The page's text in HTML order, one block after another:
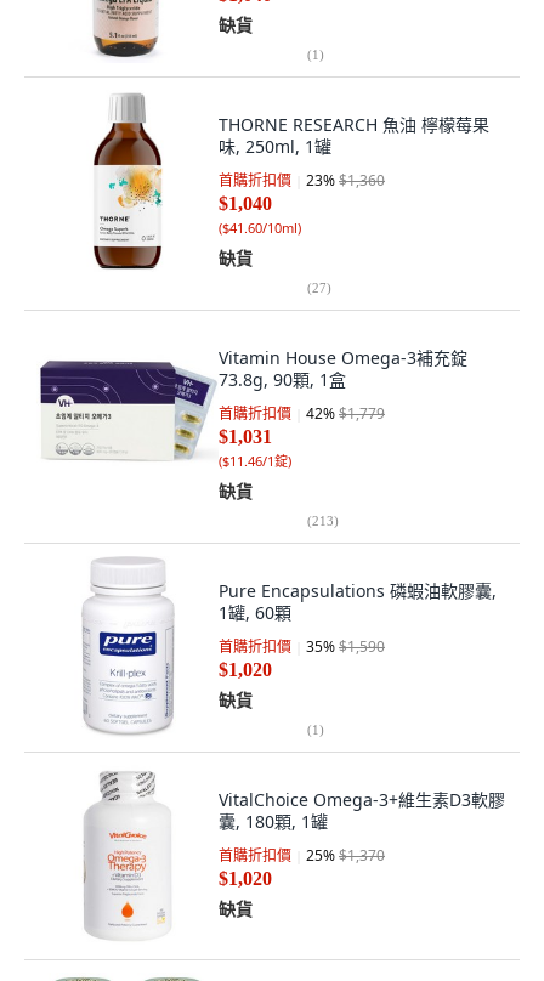
缺貨
(1)
THORNE RESEARCH 魚油 檸檬莓果
味, 250ml, 1罐
首購折扣價 23%$1,360
$1,040
($41.60/10ml)
缺貨
(27)
Vitamin House Omega-3補充錠
73.8g, 90顆, 1盒
首購折扣價 42%$1,779
$1,031
($11.46/1錠)
缺貨
(213)
Pure Encapsulations 磷蝦油軟膠囊,
1罐, 60顆
首購折扣價 35%$1,590
$1,020
缺貨
(1)
VitalChoice Omega-3+維生素D3軟膠
囊, 180顆, 1罐
首購折扣價 25%$1,370
$1,020
缺貨